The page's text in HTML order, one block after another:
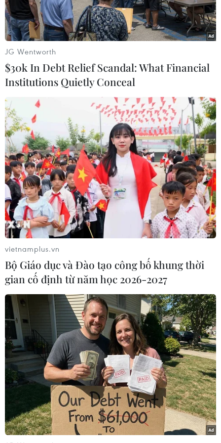
Trụ sở Cục dự trữ liên bang Mỹ (Fed) tại Washington D.C., ngày
21/5/2020. (Ảnh: THX/TTXVN)
Cục Dự trữ Liên bang Mỹ (Fed) đã bổ sung 428
triệu USD để mua lại trái phiếu doanh nghiệp
đến giữa tháng 6/2020, với việc đầu tư vào
những công ty tên tuổi như Walmart và AT&T
cũng như một công ty con thuộc Berkshire
Hathaway của tỷ phú Warren Buffett.
Động thái mua lại trái phiếu doanh nghiệp của
Fed được thực hiện theo chương trình hỗ trợ tín
dụng doanh nghiệp nhằm giúp nền kinh tế Mỹ
vượt qua đại dịch COVID-19.
Ngoài ra, Fed cũng bổ sung 5,3 tỷ USD để mua
trái phiếu doanh nghiệp thông qua các quỹ trao
đổi niêm yết.
['Tới năm 2022, kinh tế Mỹ mới có thể trở lại
mức trước đại dịch']
Mới đây, Chủ tịch Fed chi nhánh Chicago,
Charles Evans, nhận định kinh tế Mỹ khó có thể
JG Wentworth
$30k In Debt Relief Scandal: What Financial
Institutions Quietly Conceal
vietnamplus.vn
Bộ Giáo dục và Đào tạo công bố khung thời
gian cố định từ năm học 2026-2027